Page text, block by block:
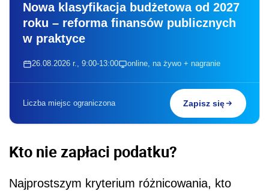
Nowa klasyfikacja budżetowa od 2027
roku – reforma finansów publicznych
w praktyce
26.08.2026 r., 9:00-13:00 online, na żywo + nagranie
Liczba miejsc ograniczona Zapisz się
Kto nie zapłaci podatku?
Najprostszym kryterium różnicowania, kto